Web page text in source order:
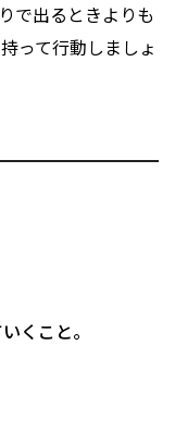
で出るときよりも
って行動しましょ
くこと。